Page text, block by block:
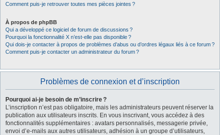
Comment puis-je retrouver toutes mes pièces jointes ?
À propos de phpBB
Qui a développé ce logiciel de forum de discussions ?
Pourquoi la fonctionnalité X n’est-elle pas disponible ?
Qui dois-je contacter à propos de problèmes d’abus ou d’ordres légaux liés à ce forum ?
Comment puis-je contacter un administrateur du forum ?
Problèmes de connexion et d’inscription
Pourquoi ai-je besoin de m’inscrire ?
L’inscription n’est pas obligatoire, mais les administrateurs peuvent réserver la
publication aux utilisateurs inscrits. En vous inscrivant, vous accédez à des
fonctionnalités supplémentaires : avatars personnalisés, messagerie privée,
envoi d’e-mails aux autres utilisateurs, adhésion à un groupe d’utilisateurs,